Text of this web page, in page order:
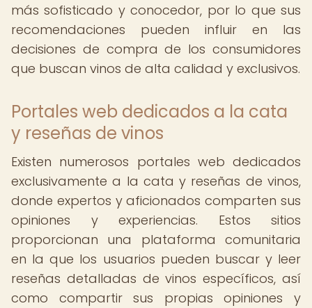
más sofisticado y conocedor, por lo que sus
recomendaciones pueden influir en las
decisiones de compra de los consumidores
que buscan vinos de alta calidad y exclusivos.
Portales web dedicados a la cata
y reseñas de vinos
Existen numerosos portales web dedicados
exclusivamente a la cata y reseñas de vinos,
donde expertos y aficionados comparten sus
opiniones y experiencias. Estos sitios
proporcionan una plataforma comunitaria
en la que los usuarios pueden buscar y leer
reseñas detalladas de vinos específicos, así
como compartir sus propias opiniones y